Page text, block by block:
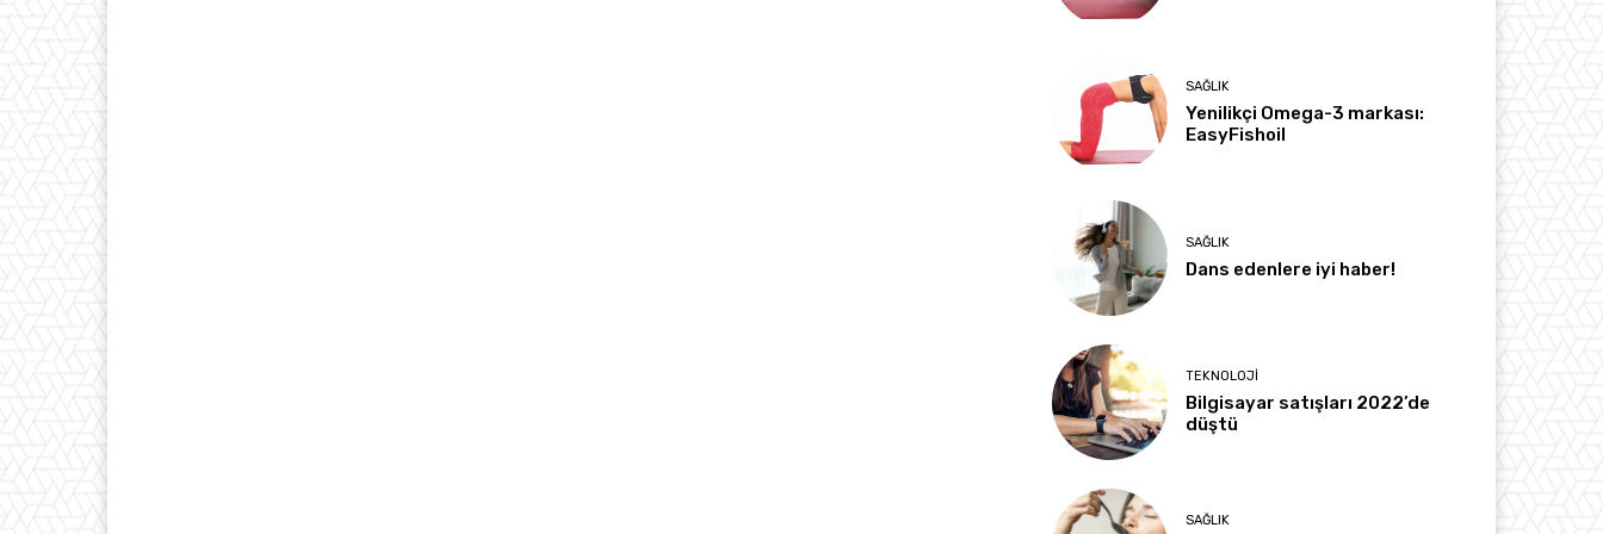
SAĞLIK
Yenilikçi Omega-3 markası:
EasyFishoil
SAĞLIK
Dans edenlere iyi haber!
TEKNOLOJI
Bilgisayar satışları 2022’de
düştü
SAĞLIK